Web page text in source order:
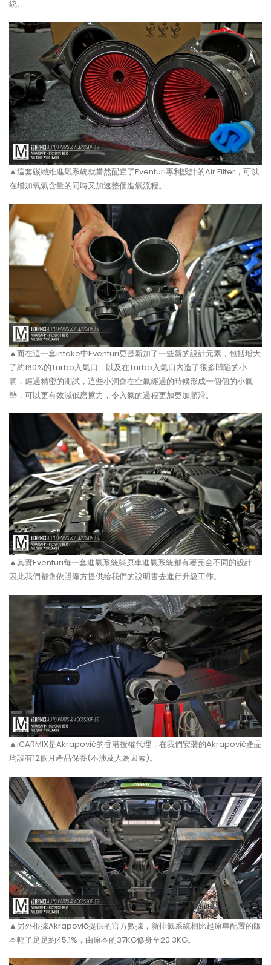
統。
▲這套碳纖維進氣系統就當然配置了Eventuri專利設計的Air Filter，可以
在增加氧氣含量的同時又加速整個進氣流程。
▲而在這一套intake中Eventuri更是新加了一些新的設計元素，包括增大
了約160%的Turbo入氣口，以及在Turbo入氣口內造了很多凹陷的小
洞，經過精密的測試，這些小洞會在空氣經過的時候形成一個個的小氣
墊，可以更有效減低磨擦力，令入氣的過程更加更加順滑。
▲其實Eventuri每一套進氣系統與原車進氣系統都有著完全不同的設計，
因此我們都會依照廠方提供給我們的說明書去進行升級工作。
▲iCARMIX是Akrapovič的香港授權代理，在我們安裝的Akrapovič產品
均設有12個月產品保養(不涉及人為因素)。
▲另外根據Akrapovič提供的官方數據，新排氣系統相比起原車配置的版
本輕了足足約45.1%，由原本的37KG修身至20.3KG。